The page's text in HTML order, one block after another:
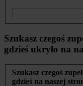
Szukasz czegoś
gdzieś ukryło na
Szukasz czegoś
gdzieś na naszej